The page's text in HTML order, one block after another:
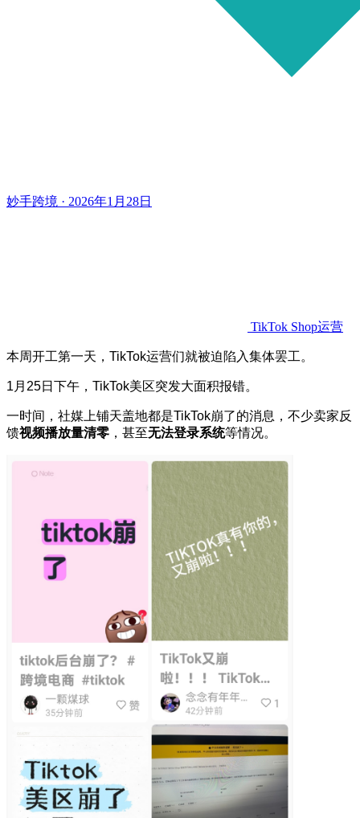
妙手跨境 · 2026年1月28日
TikTok Shop运营
本周开工第一天，TikTok运营们就被迫陷入集体罢工。
1月25日下午，TikTok美区突发大面积报错。
一时间，社媒上铺天盖地都是TikTok崩了的消息，不少卖家反
馈视频播放量清零 ，甚至无法登录系统等情况。